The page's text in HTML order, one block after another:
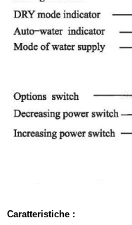
Caratteristiche :